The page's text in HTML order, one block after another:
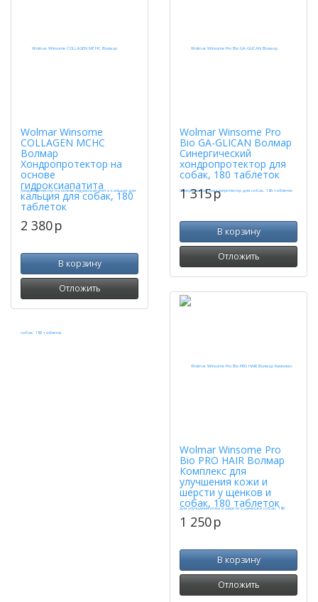
Wolmar Winsome
COLLAGEN MCHC
Волмар
Хондропротектор на
основе
гидроксиапатита
кальция для собак, 180
таблеток
2 380p
В корзину
Отложить
Wolmar Winsome Pro
Bio GA-GLICAN Волмар
Синергический
хондропротектор для
собак, 180 таблеток
1 315p
В корзину
Отложить
Wolmar Winsome Pro
Bio PRO HAIR Волмар
Комплекс для
улучшения кожи и
шерсти у щенков и
собак, 180 таблеток
1 250p
В корзину
Отложить